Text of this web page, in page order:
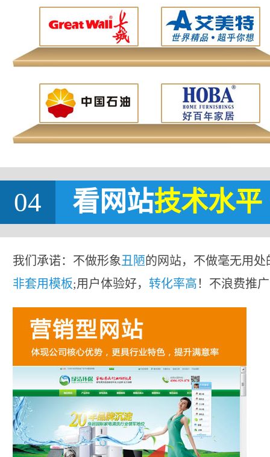
04 看网站技术水平
我们承诺：不做形象丑陋的网站，不做毫无用处
非套用模板;用户体验好， 转化率高！不浪费推